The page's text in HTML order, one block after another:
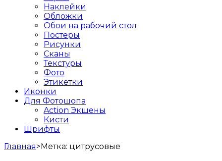
Наклейки
Обложки
Обои на рабочий стол
Постеры
Рисунки
Сканы
Текстуры
Фото
Этикетки
Иконки
Для Фотошопа
Action Экшены
Кисти
Шрифты
Главная>Метка: цитрусовые